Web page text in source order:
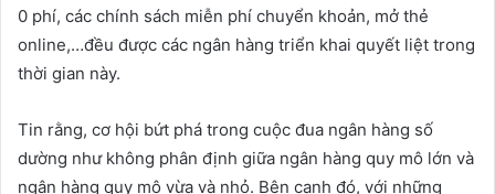
0 phí, các chính sách miễn phí chuyển khoản, mở thẻ
online,…đều được các ngân hàng triển khai quyết liệt trong
thời gian này.
Tin rằng, cơ hội bứt phá trong cuộc đua ngân hàng số
dường như không phân định giữa ngân hàng quy mô lớn và
ngân hàng quy mô vừa và nhỏ. Bên cạnh đó, với những